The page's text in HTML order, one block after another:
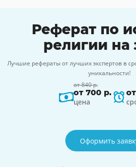
Реферат по
религии на
Лучшие рефераты от лучших экспертов в
уникальности!
от 840 р.
от 700 р.
цена
Оформить